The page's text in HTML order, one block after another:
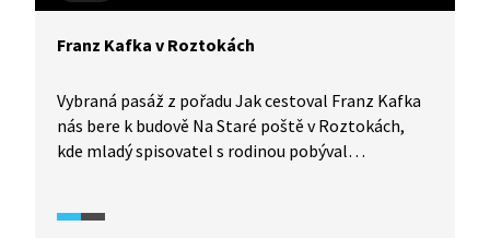
Franz Kafka v Roztokách
Vybraná pasáž z pořadu Jak cestoval Franz Kafka
nás bere k budově Na Staré poště v Roztokách,
kde mladý spisovatel s rodinou pobýval
a kam spolu chodili na výlety. Video je doplněno